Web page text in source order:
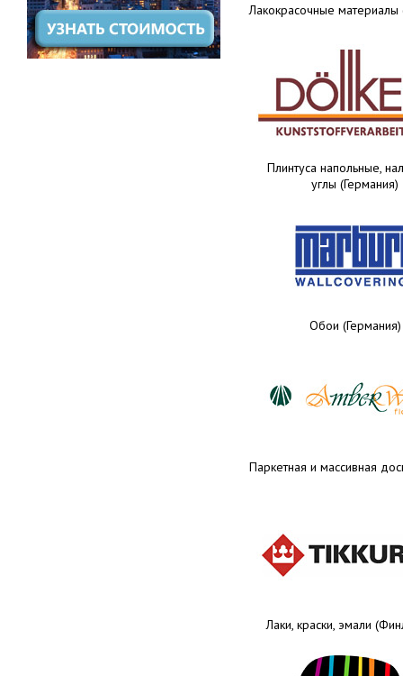
Лакокрасочные материалы
Плинтуса напольные,
углы (Германия)
Обои (Германия)
Паркетная и массивная
Лаки, краски, эмали